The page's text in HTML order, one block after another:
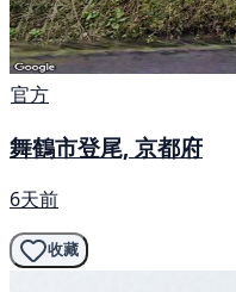
官方
舞鶴市登尾, 京都府
6天前
收藏